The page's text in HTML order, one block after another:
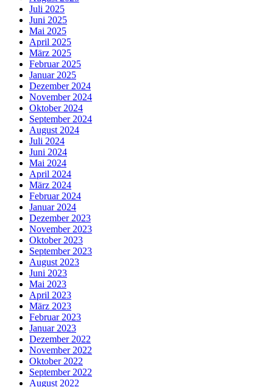
Juli 2025
Juni 2025
Mai 2025
April 2025
März 2025
Februar 2025
Januar 2025
Dezember 2024
November 2024
Oktober 2024
September 2024
August 2024
Juli 2024
Juni 2024
Mai 2024
April 2024
März 2024
Februar 2024
Januar 2024
Dezember 2023
November 2023
Oktober 2023
September 2023
August 2023
Juni 2023
Mai 2023
April 2023
März 2023
Februar 2023
Januar 2023
Dezember 2022
November 2022
Oktober 2022
September 2022
August 2022